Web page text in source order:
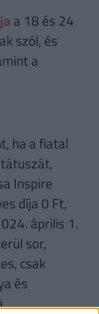
a 18 és 24
szól, és
a
ha a fiatal
Inspire
díja 0 Ft,
április 1.
sor,
csak
és